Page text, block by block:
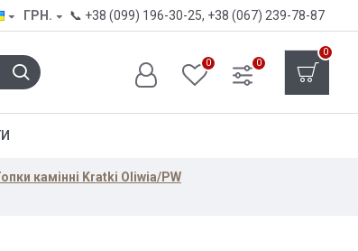
ГРН. 📞 +38 (099) 196-30-25, +38 (067) 239-78-87
0 0
0
камінні Kratki Oliwia/PW